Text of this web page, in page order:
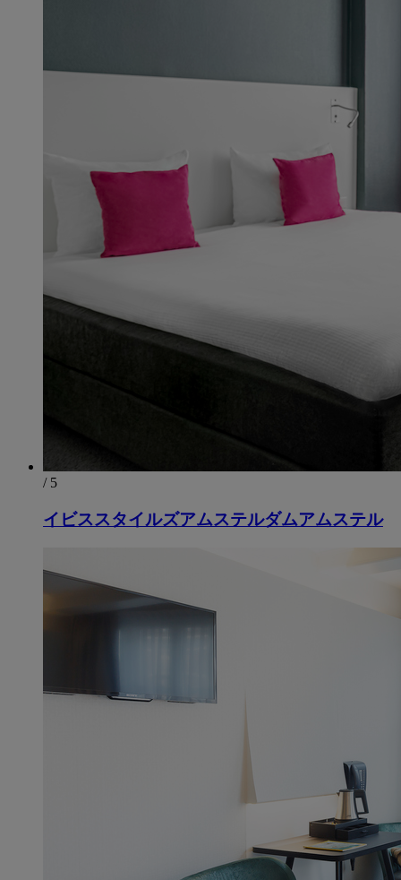
/ 5
イビススタイルズアムステルダムアムステル